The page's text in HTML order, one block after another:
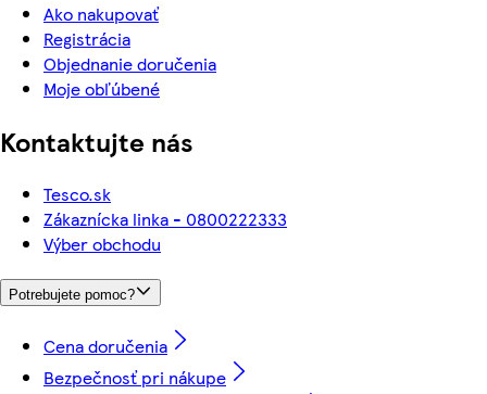
Ako nakupovať
Registrácia
Objednanie doručenia
Moje obľúbené
Kontaktujte nás
Tesco.sk
Zákaznícka linka - 0800222333
Výber obchodu
Potrebujete pomoc?
Cena doručenia
Bezpečnosť pri nákupe